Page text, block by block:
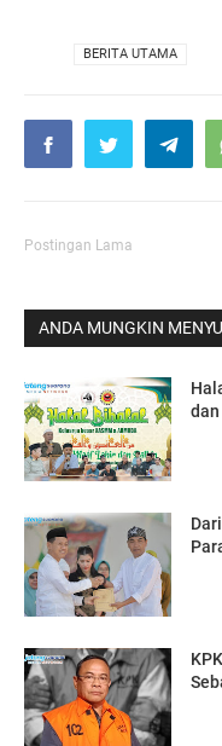
BERITA UTAMA
Postingan Lama
ANDA MUNGKIN